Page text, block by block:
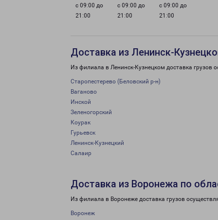
с 09:00 до
21:00
с 09:00 до
21:00
с 09:00 до
21:00
Доставка из Ленинск-
Из филиала в Ленинск-Кузнецком доставка грузов
Старопестерево (Беловский р-н)
Ваганово
Инской
Зеленогорский
Коурак
Гурьевск
Ленинск-Кузнецкий
Салаир
Доставка из Воронежа по
Из филиала в Воронеже доставка грузов
Воронеж